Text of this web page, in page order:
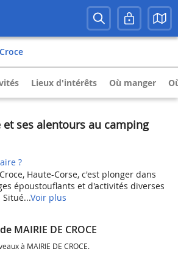
Croce
Lieux d'intérêts Où manger
et ses alentours au camping
?
Haute-Corse, c'est plonger dans
époustouflants et d'activités diverses
Voir plus
MAIRIE DE CROCE
à MAIRIE DE CROCE.